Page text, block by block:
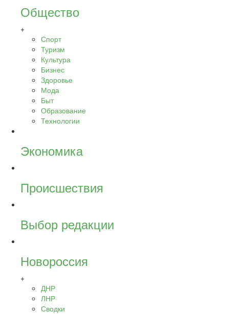
Общество
+
Спорт
Туризм
Культура
Бизнес
Здоровье
Мода
Быт
Образование
Технологии
Экономика
Происшествия
Выбор редакции
Новороссия
+
ДНР
ЛНР
Сводки